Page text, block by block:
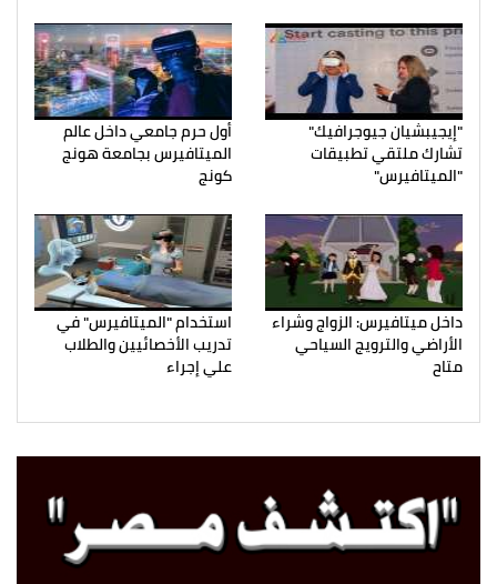
"إيجيبشيان جيوجرافيك"
تشارك ملتقي تطبيقات
"الميتافيرس"
أول حرم جامعي داخل عالم
الميتافيرس بجامعة هونج
كونج
داخل ميتافيرس: الزواج وشراء
الأراضي والترويج السياحي
متاح
استخدام "الميتافيرس" في
تدريب الأخصائيين والطلاب
علي إجراء